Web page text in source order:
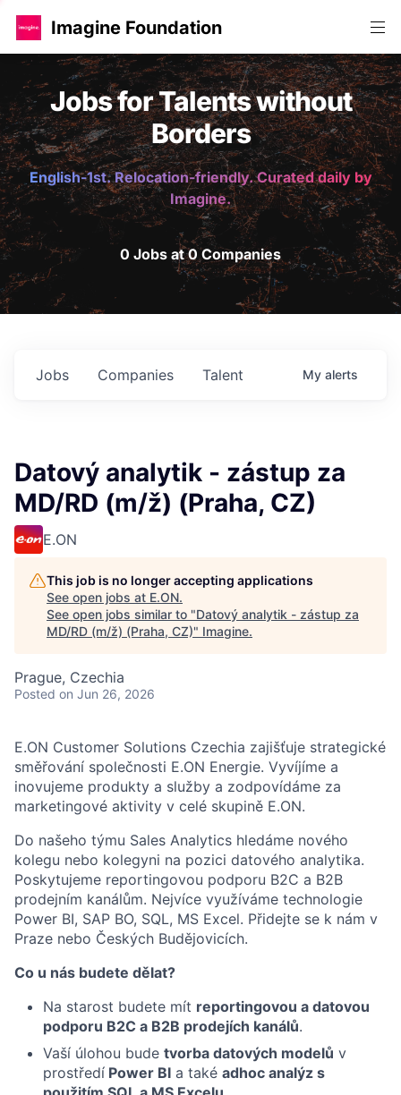
Imagine Foundation
Jobs for Talents without
Borders
English-1st. Relocation-friendly. Curated daily by
Imagine.
0 Jobs at 0 Companies
Jobs Companies Talent My alerts
Datový analytik - zástup za
MD/RD (m/ž) (Praha, CZ)
E.ON
This job is no longer accepting applications
See open jobs at E.ON.
See open jobs similar to "Datový analytik - zástup za
MD/RD (m/ž) (Praha, CZ)" Imagine.
Prague, Czechia
Posted on Jun 26, 2026
E.ON Customer Solutions Czechia zajišťuje strategické
směřování společnosti E.ON Energie. Vyvíjíme a
inovujeme produkty a služby a zodpovídáme za
marketingové aktivity v celé skupině E.ON.
Do našeho týmu Sales Analytics hledáme nového
kolegu nebo kolegyni na pozici datového analytika.
Poskytujeme reportingovou podporu B2C a B2B
prodejním kanálům. Nejvíce využíváme technologie
Power BI, SAP BO, SQL, MS Excel. Přidejte se k nám v
Praze nebo Českých Budějovicích.
Co u nás budete dělat?
Na starost budete mít reportingovou a datovou
podporu B2C a B2B prodejích kanálů.
Vaší úlohou bude tvorba datových modelů v
prostředí Power BI a také adhoc analýz s